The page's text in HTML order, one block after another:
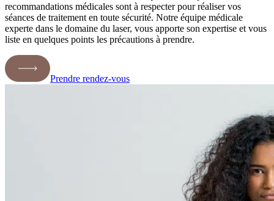
recommandations médicales sont à respecter pour réaliser vos
séances de traitement en toute sécurité. Notre équipe médicale
experte dans le domaine du laser, vous apporte son expertise et vous
liste en quelques points les précautions à prendre.
Prendre rendez-vous